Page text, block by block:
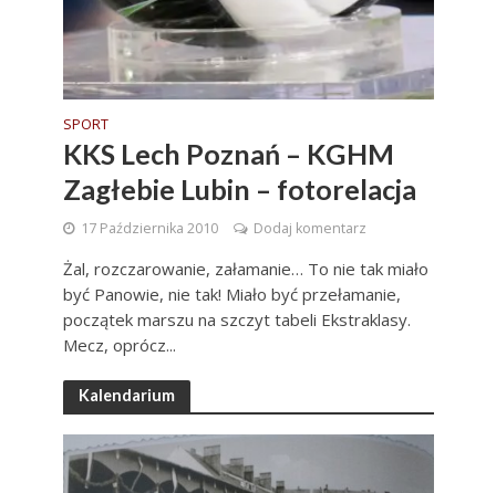
SPORT
KKS Lech Poznań – KGHM
Zagłebie Lubin – fotorelacja
17 Października 2010 Dodaj komentarz
Żal, rozczarowanie, załamanie… To nie tak miało
być Panowie, nie tak! Miało być przełamanie,
początek marszu na szczyt tabeli Ekstraklasy.
Mecz, oprócz...
Kalendarium